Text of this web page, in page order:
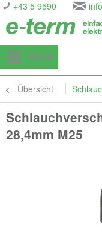
+43 5 9590
Menü
Übersicht
28,4mm M25